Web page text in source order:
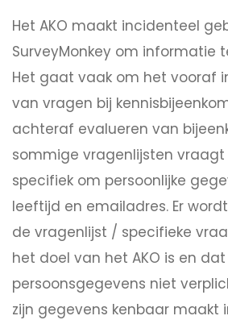
Het AKO maakt incidenteel
SurveyMonkey om informatie
Het gaat vaak om het vooraf
van vragen bij
achteraf evalueren van
sommige vragenlijsten vraagt
specifiek om persoonlijke
leeftijd en emailadres. Er
de vragenlijst / specifieke
het doel van het AKO is en
persoonsgegevens niet
zijn gegevens kenbaar maakt